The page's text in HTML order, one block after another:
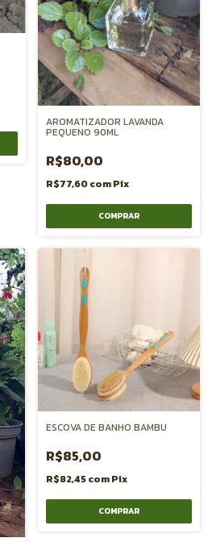
AROMATIZADOR LAVANDA
PEQUENO 90ML
R$80,00
R$77,60comPix
ESCOVA DE BANHO BAMBU
R$85,00
R$82,45comPix